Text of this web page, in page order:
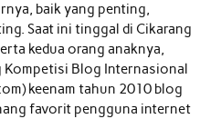
baik yang penting,
Saat ini tinggal di Cikarang
kedua orang anaknya,
Kompetisi Blog Internasional
keenam tahun 2010 blog
favorit pengguna internet